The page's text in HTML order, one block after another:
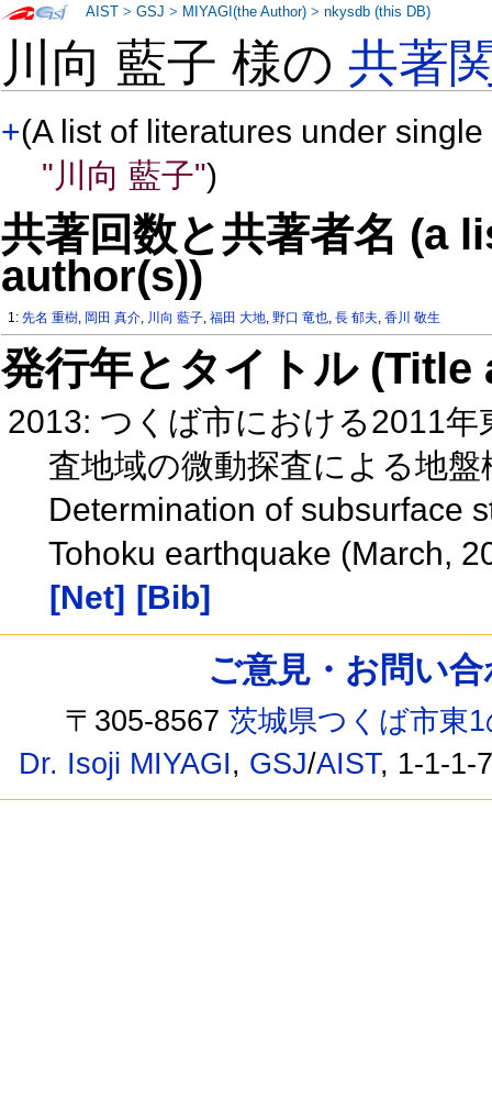
川向 藍子 様の共著
+(A list of literatures under
"川向 藍子")
共著回数と共著者名 (a
author(s))
1:先名 重樹, 岡田 真介, 川向 藍子,福田 大地,野口 竜也,長 郁夫,香川 敬生
発行年とタイトル
2013: つくば市における2011
査地域の微動探査による地
Determination of subsurface
Tohoku earthquake (March,
[Net] [Bib]
AIST >GSJ > MIYAGI(the Author) >nkysdb (this DB)
ご意見・お問い
〒305-8567茨城県つくば市東
Dr. Isoji MIYAGI, GSJ/AIST, 1-1-1-